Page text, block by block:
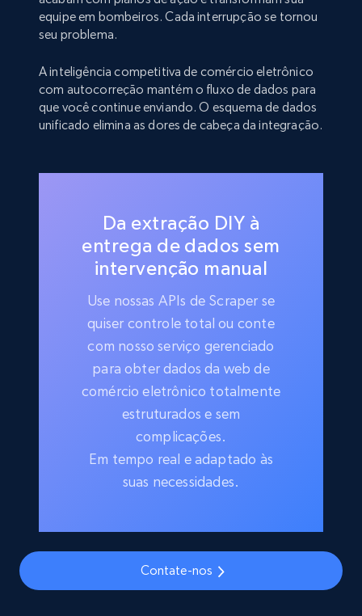
equipe em bombeiros. Cada interrupção se tornou
seu problema.
A inteligência competitiva de comércio eletrônico
com autocorreção mantém o fluxo de dados para
que você continue enviando. O esquema de dados
unificado elimina as dores de cabeça da integração.
Da extração DIY à
entrega de dados sem
intervenção manual
Use nossas APIs de Scraper se
quiser controle total ou conte
com nosso serviço gerenciado
para obter dados da web de
comércio eletrônico totalmente
estruturados e sem
complicações.
Em tempo real e adaptado às
suas necessidades.
Contate-nos